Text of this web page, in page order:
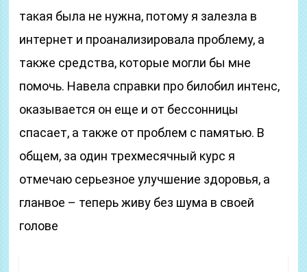
такая была не нужна, потому я залезла в
интернет и проанализировала проблему, а
также средства, которые могли бы мне
помочь. Навела справки про билобил интенс,
оказывается он еще и от бессонницы
спасает, а также от проблем с памятью. В
общем, за один трехмесячный курс я
отмечаю серьезное улучшение здоровья, а
гланвое – теперь живу без шума в своей
голове